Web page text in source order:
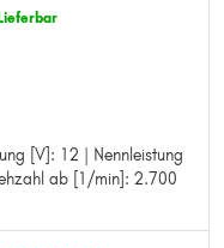
[V]: 12 | Nennleistung
ab [1/min]: 2.700